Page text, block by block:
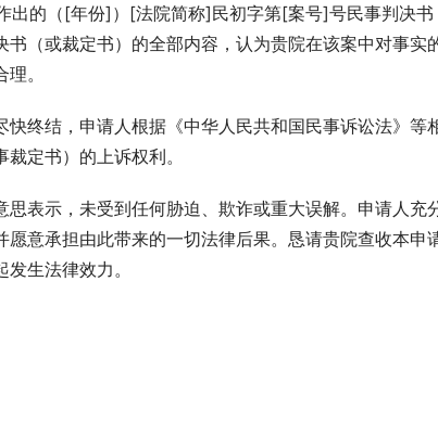
出的（[年份]）[法院简称]民初字第[案号]号民事判决书
书（或裁定书）的全部内容，认为贵院在该案中对事实
。
终结，申请人根据《中华人民共和国民事诉讼法》等
定书）的上诉权利。
表示，未受到任何胁迫、欺诈或重大误解。申请人充
意承担由此带来的一切法律后果。恳请贵院查收本申
生法律效力。